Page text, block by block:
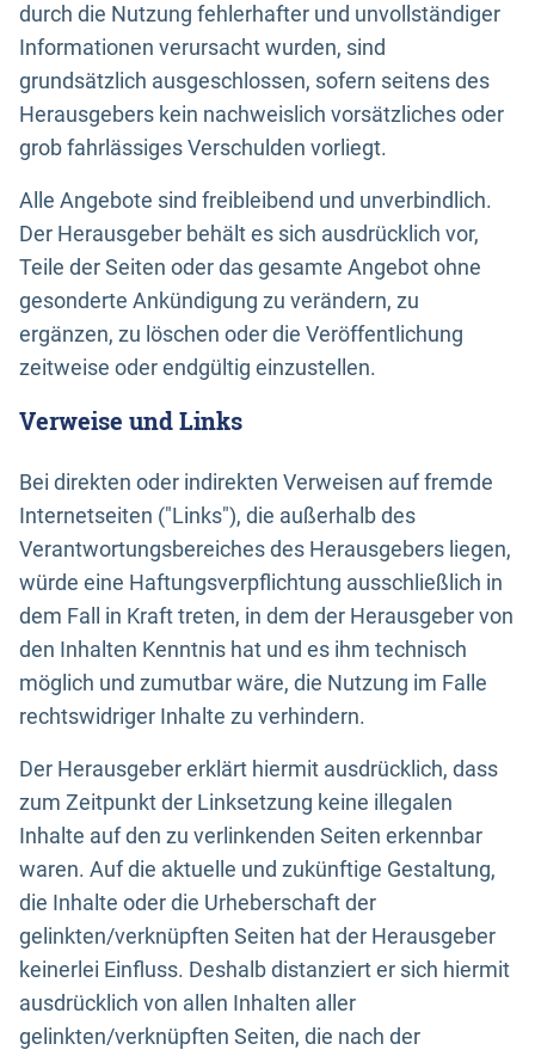
durch die Nutzung fehlerhafter und unvollständiger
Informationen verursacht wurden, sind
grundsätzlich ausgeschlossen, sofern seitens des
Herausgebers kein nachweislich vorsätzliches oder
grob fahrlässiges Verschulden vorliegt.
Alle Angebote sind freibleibend und unverbindlich.
Der Herausgeber behält es sich ausdrücklich vor,
Teile der Seiten oder das gesamte Angebot ohne
gesonderte Ankündigung zu verändern, zu
ergänzen, zu löschen oder die Veröffentlichung
zeitweise oder endgültig einzustellen.
Verweise und Links
Bei direkten oder indirekten Verweisen auf fremde
Internetseiten ("Links"), die außerhalb des
Verantwortungsbereiches des Herausgebers liegen,
würde eine Haftungsverpflichtung ausschließlich in
dem Fall in Kraft treten, in dem der Herausgeber von
den Inhalten Kenntnis hat und es ihm technisch
möglich und zumutbar wäre, die Nutzung im Falle
rechtswidriger Inhalte zu verhindern.
Der Herausgeber erklärt hiermit ausdrücklich, dass
zum Zeitpunkt der Linksetzung keine illegalen
Inhalte auf den zu verlinkenden Seiten erkennbar
waren. Auf die aktuelle und zukünftige Gestaltung,
die Inhalte oder die Urheberschaft der
gelinkten/verknüpften Seiten hat der Herausgeber
keinerlei Einfluss. Deshalb distanziert er sich hiermit
ausdrücklich von allen Inhalten aller
gelinkten/verknüpften Seiten, die nach der